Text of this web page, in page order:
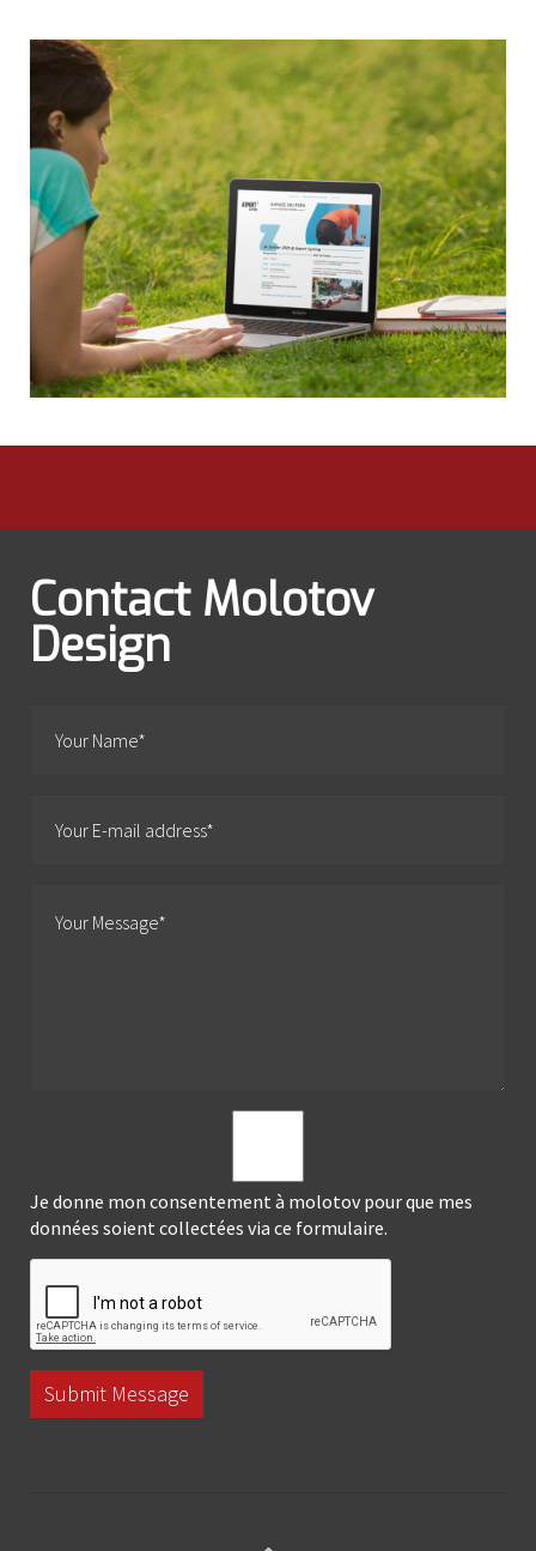
Contact Molotov
Design
Je donne mon consentement à molotov pour que mes
données soient collectées via ce formulaire.
Submit Message